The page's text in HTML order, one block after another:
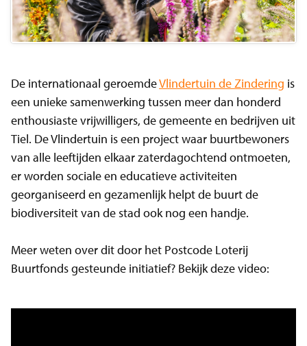
De internationaal geroemdeVlindertuin de Zindering is
een unieke samenwerking tussen meer dan honderd
enthousiaste vrijwilligers, de gemeente en bedrijven uit
Tiel. De Vlindertuin is een project waar buurtbewoners
van alle leeftijden elkaar zaterdagochtend ontmoeten,
er worden sociale en educatieve activiteiten
georganiseerd en gezamenlijk helpt de buurt de
biodiversiteit van de stad ook nog een handje.
Meer weten over dit door het Postcode Loterij
Buurtfonds gesteunde initiatief? Bekijk deze video: